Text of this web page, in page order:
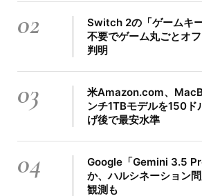
02
Switch 2の「ゲームキ
不要でゲーム丸ごとオ
判明
03
米Amazon.com、
ンチ1TBモデルを150
げ後で最安水準
04
Google「Gemini 3.5
か、ハルシネーション
観測も